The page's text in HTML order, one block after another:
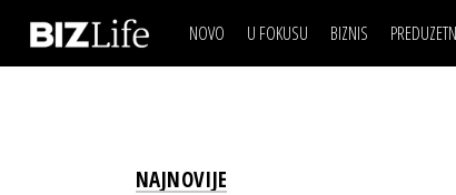
NOVO U FOKUSU BIZNIS
IZJAVA DANABIZNIS SCENA
BREND I
NAJNOVIJE